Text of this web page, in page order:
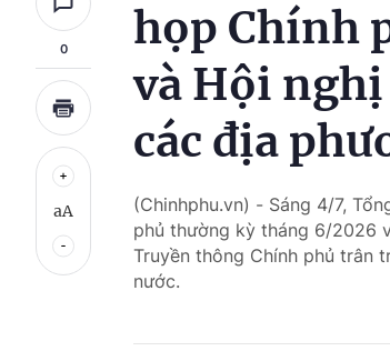
0
aA
họp Chính
và Hội
các địa
(Chinhphu.vn) - Sáng 4/7,
phủ thường kỳ tháng 6/2026
Truyền thông Chính phủ trân
nước.